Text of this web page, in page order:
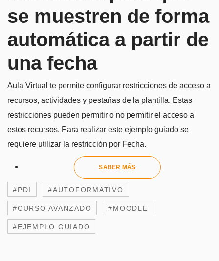
se muestren de forma
automática a partir de
una fecha
Aula Virtual te permite configurar restricciones de acceso a
recursos, actividades y pestañas de la plantilla. Estas
restricciones pueden permitir o no permitir el acceso a
estos recursos. Para realizar este ejemplo guiado se
requiere utilizar la restricción por Fecha.
SABER MÁS
#PDI #AUTOFORMATIVO
#CURSO AVANZADO #MOODLE
#EJEMPLO GUIADO